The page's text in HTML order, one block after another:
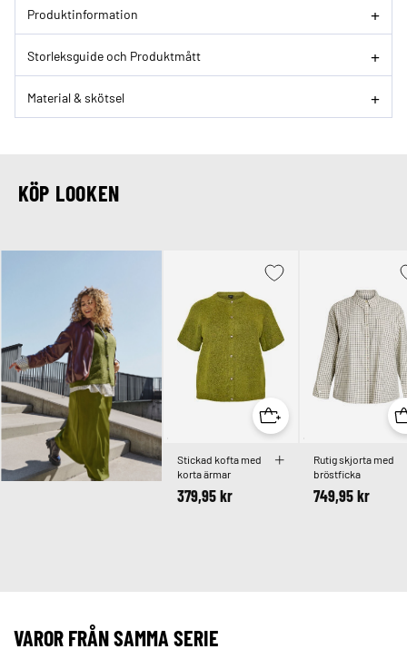
Produktinformation
Storleksguide och Produktmått
Material & skötsel
KÖP LOOKEN
Stickad kofta med
korta ärmar
379,95 kr
Rutig skjorta med
bröstficka
749,95 kr
VAROR FRÅN SAMMA SERIE